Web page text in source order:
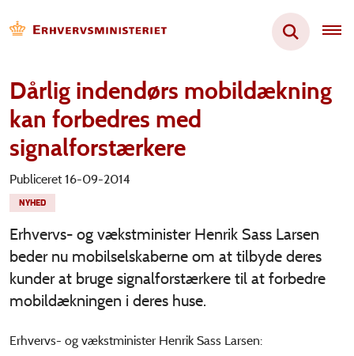
Dårlig indendørs mobildækning
kan forbedres med
signalforstærkere
Publiceret 16-09-2014
NYHED
Erhvervs- og vækstminister Henrik Sass Larsen
beder nu mobilselskaberne om at tilbyde deres
kunder at bruge signalforstærkere til at forbedre
mobildækningen i deres huse.
Erhvervs- og vækstminister Henrik Sass Larsen: